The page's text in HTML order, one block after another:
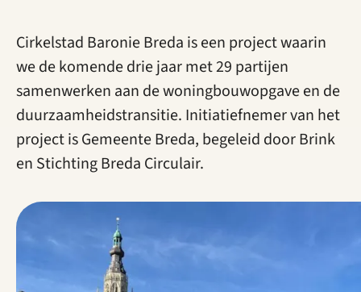
Cirkelstad Baronie Breda is een project waarin
we de komende drie jaar met 29 partijen
samenwerken aan de woningbouwopgave en de
duurzaamheidstransitie. Initiatiefnemer van het
project is Gemeente Breda, begeleid door Brink
en Stichting Breda Circulair.